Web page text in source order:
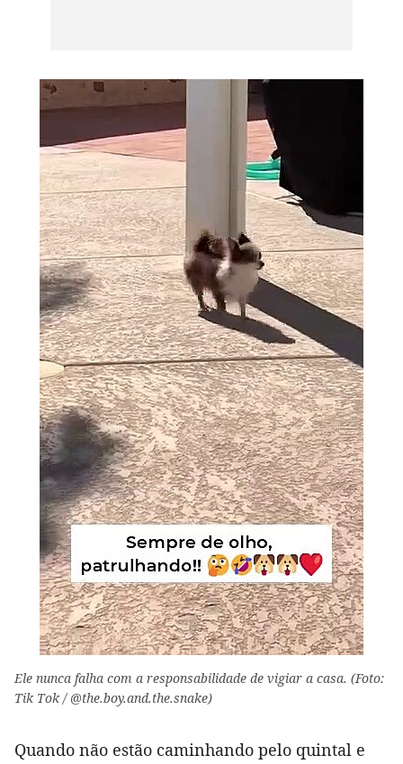
Ele nunca falha com a responsabilidade de vigiar a casa. (Foto:
Tik Tok / @the.boy.and.the.snake)
Quando não estão caminhando pelo quintal e